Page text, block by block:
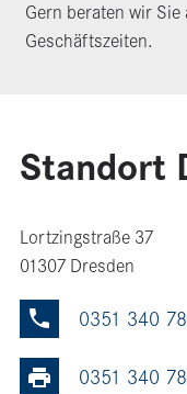
Gern beraten wir
Geschäftszeiten.
Standort
Lortzingstraße 37
01307 Dresden
0351 340
0351 340